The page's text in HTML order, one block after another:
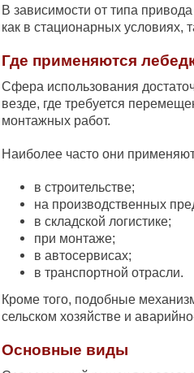
В зависимости от типа
как в стационарных условиях,
Где применяются
Сфера использования
везде, где требуется
монтажных работ.
Наиболее часто они
в строительстве;
на производственных
в складской логистике;
при монтаже;
в автосервисах;
в транспортной отрасли.
Кроме того, подобные
сельском хозяйстве и
Основные виды